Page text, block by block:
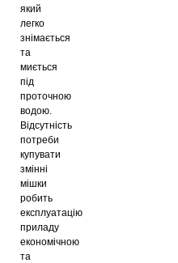
який
легко
знімається
та
миється
під
проточною
водою.
Відсутність
потреби
купувати
змінні
мішки
робить
експлуатацію
приладу
економічною
та